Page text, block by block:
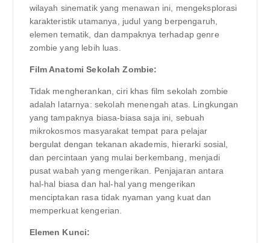
wilayah sinematik yang menawan ini, mengeksplorasi
karakteristik utamanya, judul yang berpengaruh,
elemen tematik, dan dampaknya terhadap genre
zombie yang lebih luas.
Film Anatomi Sekolah Zombie:
Tidak mengherankan, ciri khas film sekolah zombie
adalah latarnya: sekolah menengah atas. Lingkungan
yang tampaknya biasa-biasa saja ini, sebuah
mikrokosmos masyarakat tempat para pelajar
bergulat dengan tekanan akademis, hierarki sosial,
dan percintaan yang mulai berkembang, menjadi
pusat wabah yang mengerikan. Penjajaran antara
hal-hal biasa dan hal-hal yang mengerikan
menciptakan rasa tidak nyaman yang kuat dan
memperkuat kengerian.
Elemen Kunci: